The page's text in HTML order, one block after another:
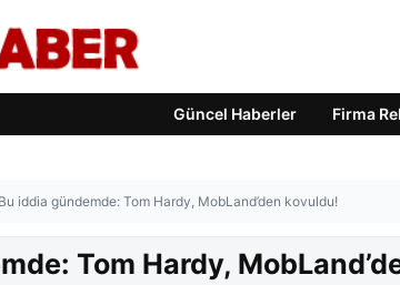
Güncel Haberler Firma
Bu iddia gündemde: Tom Hardy, MobLand’den kovuldu!
Tom Hardy,